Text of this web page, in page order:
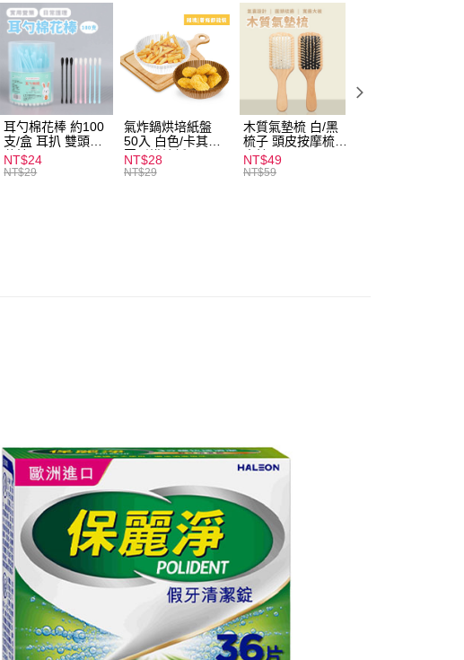
運送方式
全家取貨付款
每筆NT$60，滿NT$599(含以上)免運費
付款後全家取貨
每筆NT$60，滿NT$599(含以上)免運費
耳勺棉花棒 約100
支/盒 耳扒 雙頭棉
花棒
NT$24
NT$29
氣炸鍋烘培紙盤
50入 白色/卡其色
圓形烘焙紙
NT$28
NT$29
木質氣墊梳 白/黑
梳子 頭皮按摩梳
木梳
NT$49
NT$59